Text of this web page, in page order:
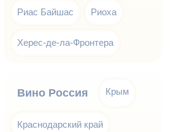
Риас Байшас Риоха
Херес-де-ла-Фронтера
Вино Россия Крым
Краснодарский край